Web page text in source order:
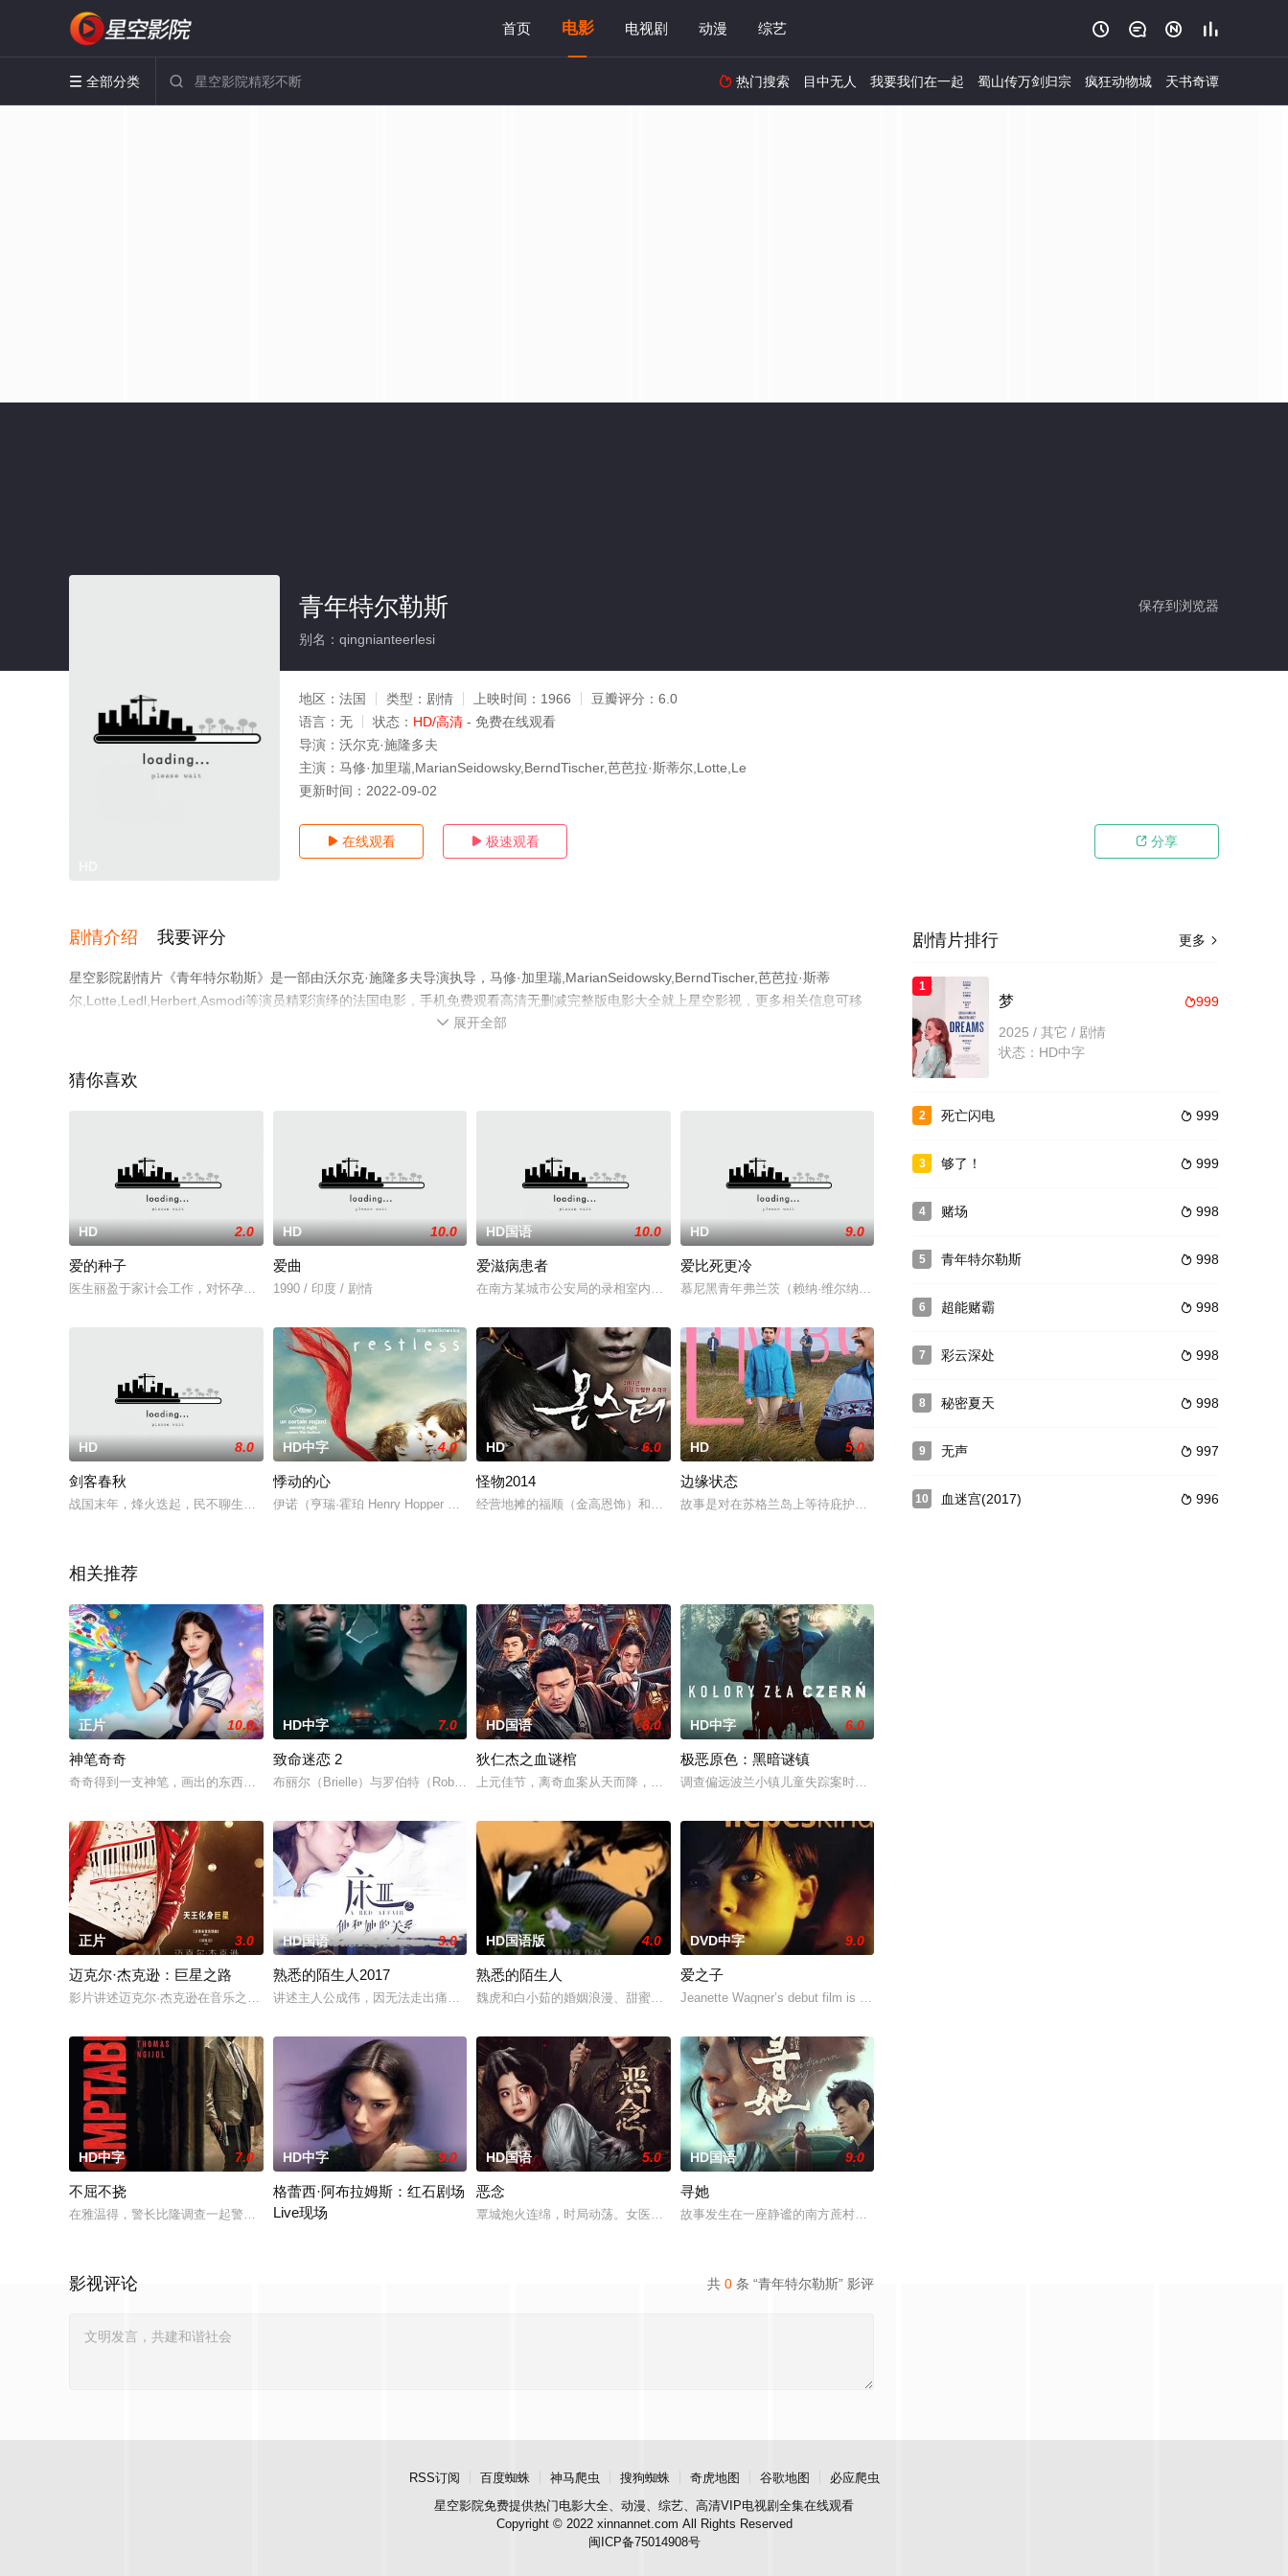
首页 电影 电视剧 动漫 综艺    
 全部分类   热门搜索 目中无人 我要我们在一起 蜀山传万剑归宗 疯狂动物城 天书奇谭
保存到浏览器
青年特尔勒斯
别名：qingnianteerlesi
地区： 法国 类型： 剧情 上映时间： 1966 豆瓣评分： 6.0
语言： 无 状态： HD/高清 - 免费在线观看
导演： 沃尔克·施隆多夫
主演： 马修·加里瑞,MarianSeidowsky,BerndTischer,芭芭拉·斯蒂尔,Lotte,Le
更新时间： 2022-09-02
 在线观看  极速观看  分享
剧情介绍 我要评分
星空影院剧情片《青年特尔勒斯》是一部由沃尔克·施隆多夫导演执导，马修·加里瑞,MarianSeidowsky,BerndTischer,芭芭拉·斯蒂
尔,Lotte,Ledl,Herbert,Asmodi等演员精彩演绎的法国电影，手机免费观看高清无删减完整版电影大全就上星空影视，更多相关信息可移
 展开全部
猜你喜欢
HD 2.0
爱的种子
医生丽盈于家计会工作，对怀孕抗拒。画家俊卫与妻子盈感情融洽。卫母渴望早日抱孙，得知夫妻经常避孕，要求卫与盈搬回围村同
HD 10.0
爱曲
1990 / 印度 / 剧情
HD国语 10.0
爱滋病患者
在南方某城市公安局的录相室内，播放着由国际卫生组织转来的次料：一个名叫托尼．平克尔顿的爱滋病患者，临终前讲出了他在本
HD 9.0
爱比死更冷
慕尼黑青年弗兰茨（赖纳·维尔纳·法斯宾德 Rainer Werner Fassbinder 饰）出狱后，决定金盆洗手
HD 8.0
剑客春秋
战国末年，烽火迭起，民不聊生。往昔诸子百家争鸣斗智的黄金时代一去不返。有一位名叫中山伯有的剑家夫子，他的最大心愿，就
HD中字 4.0
悸动的心
伊诺（亨瑞·霍珀 Henry Hopper 饰）是一个有点奇怪的年轻人，他似乎对生活毫无兴趣，却喜欢在陌生人的葬礼上
HD 6.0
怪物2014
经营地摊的福顺（金高恩饰）和唯一的妹妹相依为命，虽然有点不足但福顺是出了名的“疯女子”，只要一得罪她便等于惹了大祸。
HD 5.0
边缘状态
故事是对在苏格兰岛上等待庇护的难民的一次另类观察。 它聚焦于一位背负重担背离祖国的年轻叙利亚音乐家
相关推荐
正片 10.0
神笔奇奇
奇奇得到一支神笔，画出的东西能成真，但当着人面无效且用后会消失。他用笔画了朋友梦雨和父母，体验了幸福。梦雨实为神笔化
HD中字 7.0
致命迷恋 2
布丽尔（Brielle）与罗伯特（Robert）原以为那场惊心动魄的噩梦终于落幕，然而，正当他们试图开启向往已久的平
HD国语 8.0
狄仁杰之血谜棺
上元佳节，离奇血案从天而降，狄仁杰以命为契，孤身踏入诡局。他拨开重重迷雾，循迹追凶，步步惊心。勘破连环重案，洞悉人心
HD中字 6.0
极恶原色：黑暗谜镇
调查偏远波兰小镇儿童失踪案时，检察官利奥波德·比尔斯基必须抓紧时间揭开当地的一个险恶传说背后的谜团
正片 3.0
迈克尔·杰克逊：巨星之路
影片讲述迈克尔·杰克逊在音乐之外的人生旅程，从他以杰克逊五人组主唱之姿被发掘出惊人天赋的那一刻起，直到他成为一位极具
HD国语 3.0
熟悉的陌生人2017
讲述主人公成伟，因无法走出痛失爱妻的悲伤，意欲放弃生命，可当他再次醒来的时候，却发现自己不但没有死，反而回到了认识妻
HD国语版 4.0
熟悉的陌生人
魏虎和白小茹的婚姻浪漫、甜蜜、富足、温馨。能嫁给斯文、帅气、细心，用白小茹幸福的话说：用尽了一辈子的好运气。可就在魏
DVD中字 9.0
爱之子
Jeanette Wagner’s debut film is a dark, disturbing but ent
HD中字 7.0
不屈不挠
在雅温得，警长比隆调查一起警察遇害案。无论是在街头还是家中，他都难以维持秩序。这位恪守原则与传统的老派警探，正濒临崩
HD中字 9.0
格蕾西·阿布拉姆斯：红石剧场
Live现场
HD国语 5.0
恶念
覃城炮火连绵，时局动荡。女医学生映雪为寻找失踪的孪生姐姐，只身闯入城郊死寂阴森的杨家祖宅。这宅子空荡破败，举止怪异的
HD国语 9.0
寻她
故事发生在一座静谧的南方蔗村，齐齐整整的陈凤娣（舒淇 饰）和甘耀祖（白客 饰）一家正在等待家庭新成
共 0 条 “青年特尔勒斯” 影评
影视评论
更多 
剧情片排行
1
999
梦
2025 / 其它 / 剧情
状态：HD中字
2  999
死亡闪电
3  999
够了！
4  998
赌场
5  998
青年特尔勒斯
6  998
超能赌霸
7  998
彩云深处
8  998
秘密夏天
9  997
无声
10  996
血迷宫(2017)
RSS订阅 百度蜘蛛 神马爬虫 搜狗蜘蛛 奇虎地图 谷歌地图
必应爬虫
星空影院免费提供热门电影大全、动漫、综艺、高清VIP电视剧全集在线观看
Copyright © 2022 xinnannet.com All Rights Reserved
闽ICP备75014908号